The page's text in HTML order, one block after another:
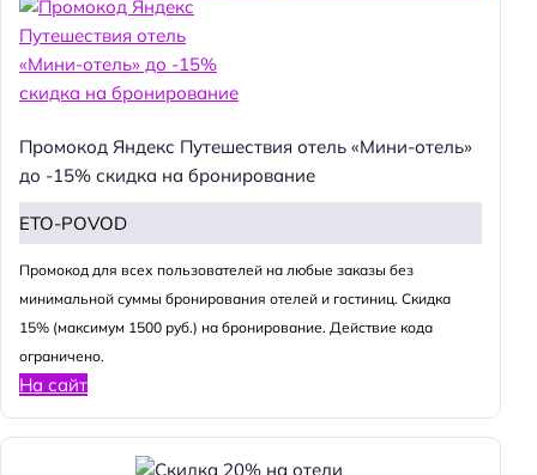
Промокод Яндекс Путешествия отель «Мини-отель»
до -15% скидка на бронирование
ETO-POVOD
Промокод для всех пользователей на любые заказы без
минимальной суммы бронирования отелей и гостиниц. Скидка
15% (максимум 1500 руб.) на бронирование. Действие кода
ограничено.
На сайт